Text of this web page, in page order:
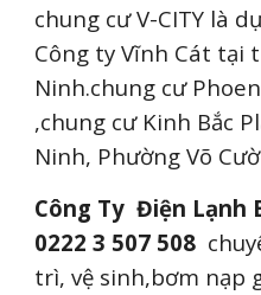
chung cư V-CITY là
Công ty Vĩnh Cát tại
Ninh.chung cư
,chung cư Kinh Bắc
Ninh, Phường Võ
Công Ty Điện Lạnh
0222 3 507 508
trì, vệ sinh,bơm nạp